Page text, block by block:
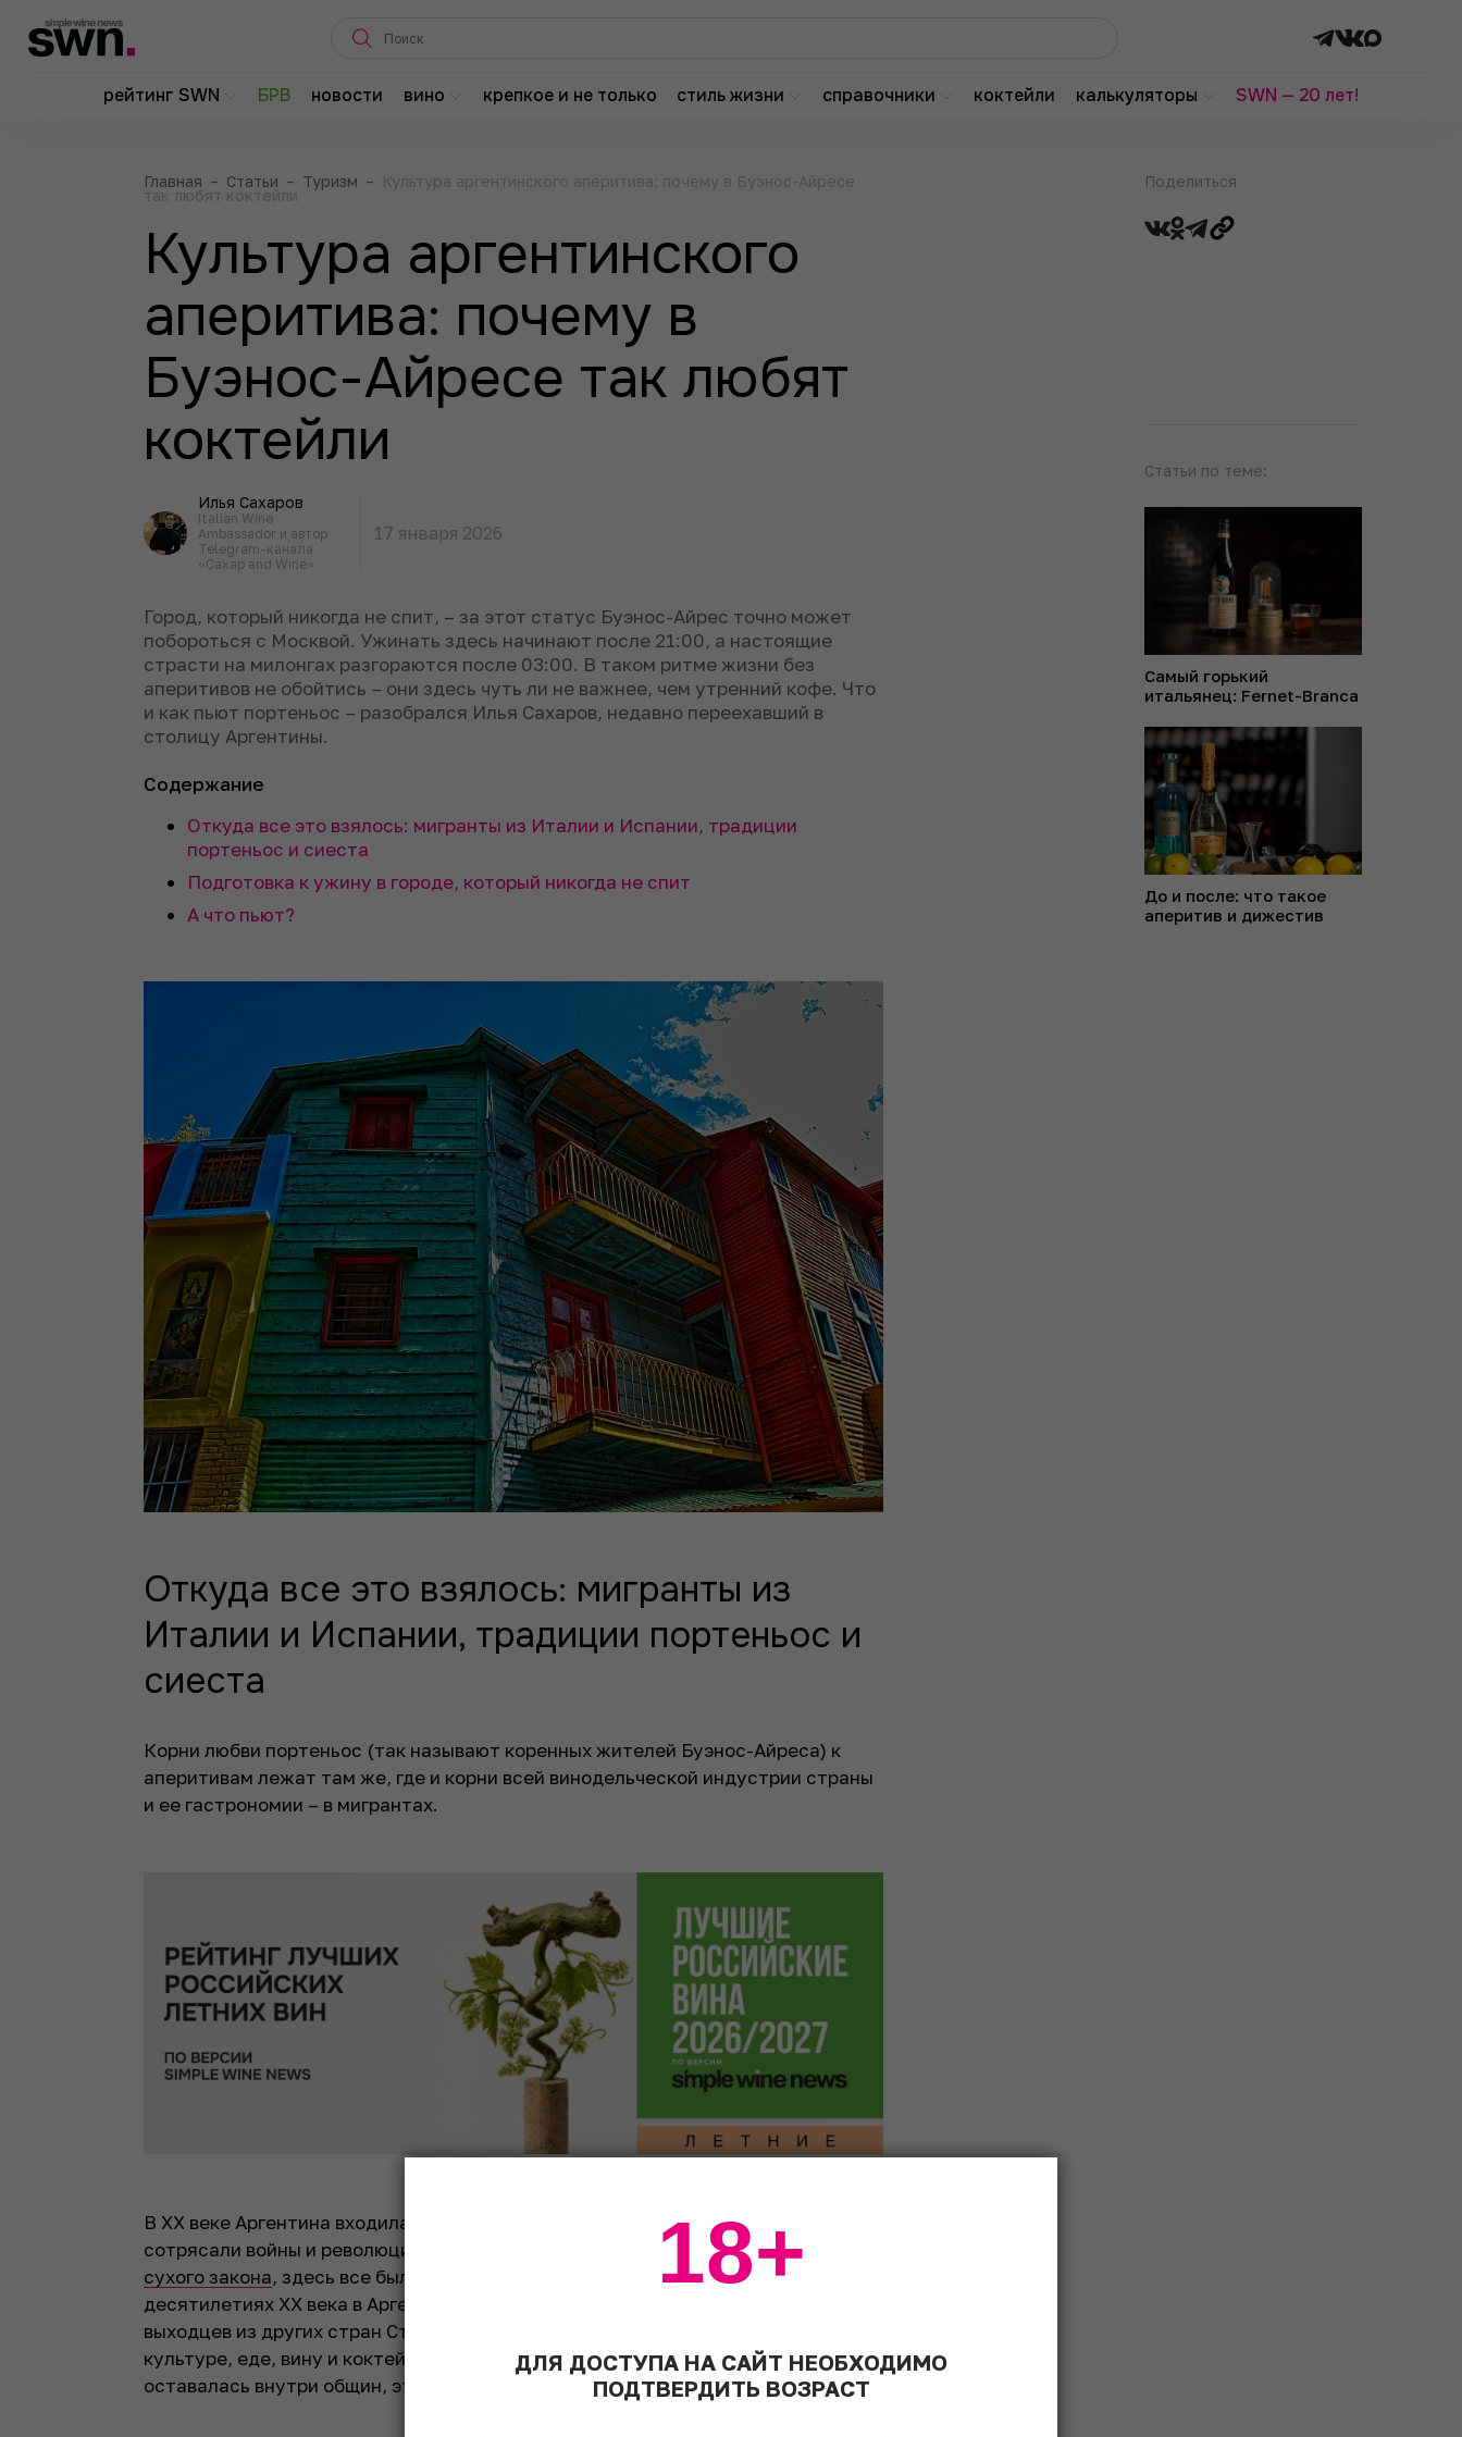
рейтинг SWN БРВ новости вино крепкое и не только стиль жизни справочники коктейли калькуляторы SWN — 20 лет!
Поделиться
Статьи по теме:
Самый горький
итальянец: Fernet-Branca
До и после: что такое
аперитив и дижестив
Главная – Статьи – Туризм – Культура аргентинского аперитива: почему в Буэнос-Айресе
так любят коктейли
Культура аргентинского
аперитива: почему в
Буэнос-Айресе так любят
коктейли
Илья Сахаров
Italian Wine
Ambassador и автор
Telegram-канала
«Caxap and Wine»
17 января 2026
Город, который никогда не спит, – за этот статус Буэнос-Айрес точно может
побороться с Москвой. Ужинать здесь начинают после 21:00, а настоящие
страсти на милонгах разгораются после 03:00. В таком ритме жизни без
аперитивов не обойтись – они здесь чуть ли не важнее, чем утренний кофе. Что
и как пьют портеньос – разобрался Илья Сахаров, недавно переехавший в
столицу Аргентины.
Содержание
Откуда все это взялось: мигранты из Италии и Испании, традиции
портеньос и сиеста
Подготовка к ужину в городе, который никогда не спит
А что пьют?
Откуда все это взялось: мигранты из
Италии и Испании, традиции портеньос и
сиеста
Корни любви портеньос (так называют коренных жителей Буэнос-Айреса) к
аперитивам лежат там же, где и корни всей винодельческой индустрии страны
и ее гастрономии – в мигрантах.
В XX веке Аргентина входила в топ-10 самых богатых стран мира. Пока Европу
сотрясали войны и революции, в США пробивались ростки Великой депрессии и
сухого закона, здесь все было хорошо. Во второй половине XIX и первых
десятилетиях XX века в Аргентину приехали 4 млн итальянцев, испанцев и
выходцев из других стран Старого Света. Они привезли любовь к своей
культуре, еде, вину и коктейлям. И пусть сначала большая часть их традиций
оставалась внутри общин, это не могло длиться вечно.
ДЛЯ ДОСТУПА НА САЙТ НЕОБХОДИМО
ПОДТВЕРДИТЬ ВОЗРАСТ
18+